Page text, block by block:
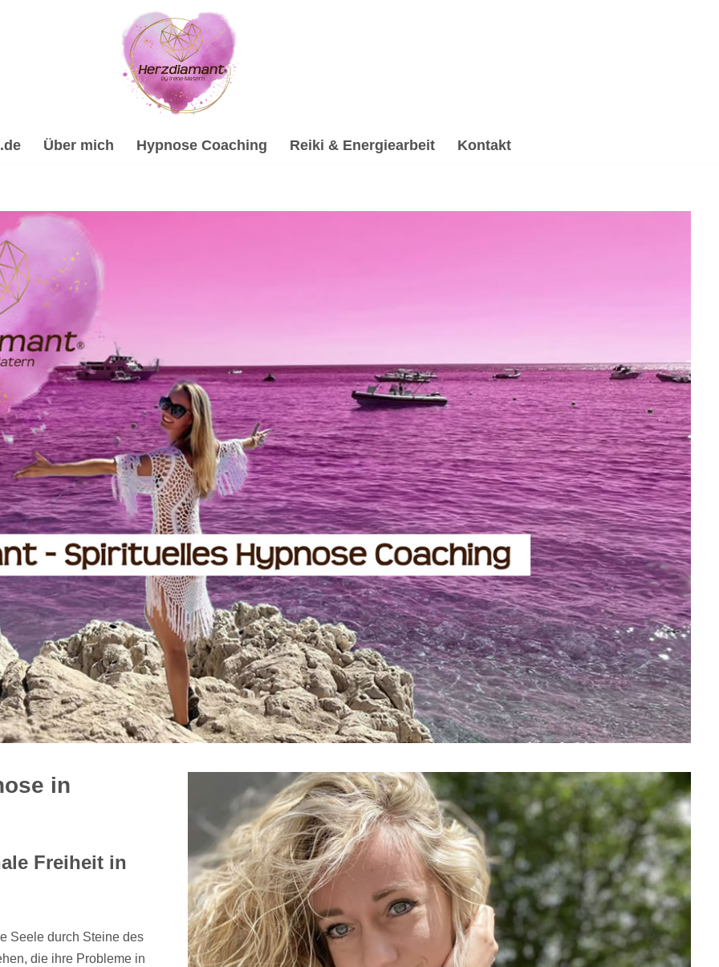
Über mich Hypnose Coaching Reiki & Energiearbeit Kontakt
Psychologische Beratung, Energiearbeit & Reiki, Spirituelle Trauerverarbeitung & Trauerhilfe,
Coach & psychologische Beraterin. ☑️ Spirituelle Trauerverarbeitung & Trauerhilfe, ✔️ Reiki & Energiearbeit, ✔️
Coaching in Lingenfeld. Ich verwirkliche Deine Wünsche ✉.
in
Freiheit in
Seele durch Steine des
die ihre Probleme in